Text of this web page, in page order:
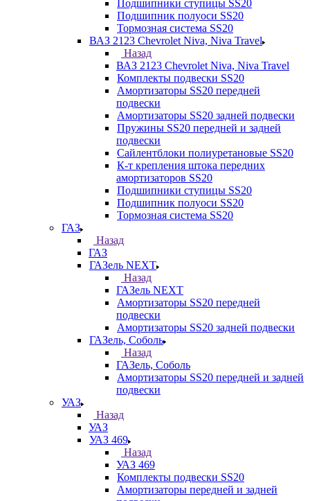
Подшипники ступицы SS20
Подшипник полуоси SS20
Тормозная система SS20
ВАЗ 2123 Chevrolet Niva, Niva Travel
Назад
ВАЗ 2123 Chevrolet Niva, Niva Travel
Комплекты подвески SS20
Амортизаторы SS20 передней
подвески
Амортизаторы SS20 задней подвески
Пружины SS20 передней и задней
подвески
Сайлентблоки полиуретановые SS20
К-т крепления штока передних
амортизаторов SS20
Подшипники ступицы SS20
Подшипник полуоси SS20
Тормозная система SS20
ГАЗ
Назад
ГАЗ
ГАЗель NEXT
Назад
ГАЗель NEXT
Амортизаторы SS20 передней
подвески
Амортизаторы SS20 задней подвески
ГАЗель, Соболь
Назад
ГАЗель, Соболь
Амортизаторы SS20 передней и задней
подвески
УАЗ
Назад
УАЗ
УАЗ 469
Назад
УАЗ 469
Комплекты подвески SS20
Амортизаторы передней и задней